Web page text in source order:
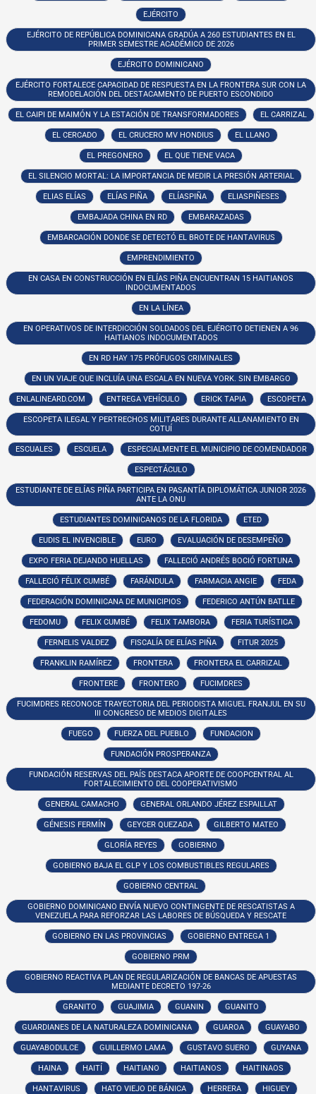
EJÉRCITO
EJÉRCITO DE REPÚBLICA DOMINICANA GRADÚA A 260 ESTUDIANTES EN EL
PRIMER SEMESTRE ACADÉMICO DE 2026
EJÉRCITO DOMINICANO
EJÉRCITO FORTALECE CAPACIDAD DE RESPUESTA EN LA FRONTERA SUR CON LA
REMODELACIÓN DEL DESTACAMENTO DE PUERTO ESCONDIDO
EL CAIPI DE MAIMÓN Y LA ESTACIÓN DE TRANSFORMADORES EL CARRIZAL
EL CERCADO EL CRUCERO MV HONDIUS EL LLANO
EL PREGONERO EL QUE TIENE VACA
EL SILENCIO MORTAL: LA IMPORTANCIA DE MEDIR LA PRESIÓN ARTERIAL
ELIAS ELÍAS ELÍAS PIÑA ELÍASPIÑA ELIASPIÑESES
EMBAJADA CHINA EN RD EMBARAZADAS
EMBARCACIÓN DONDE SE DETECTÓ EL BROTE DE HANTAVIRUS
EMPRENDIMIENTO
EN CASA EN CONSTRUCCIÓN EN ELÍAS PIÑA ENCUENTRAN 15 HAITIANOS
INDOCUMENTADOS
EN LA LÍNEA
EN OPERATIVOS DE INTERDICCIÓN SOLDADOS DEL EJÉRCITO DETIENEN A 96
HAITIANOS INDOCUMENTADOS
EN RD HAY 175 PRÓFUGOS CRIMINALES
EN UN VIAJE QUE INCLUÍA UNA ESCALA EN NUEVA YORK. SIN EMBARGO
ENLALINEARD.COM ENTREGA VEHÍCULO ERICK TAPIA ESCOPETA
ESCOPETA ILEGAL Y PERTRECHOS MILITARES DURANTE ALLANAMIENTO EN
COTUÍ
ESCUALES ESCUELA ESPECIALMENTE EL MUNICIPIO DE COMENDADOR
ESPECTÁCULO
ESTUDIANTE DE ELÍAS PIÑA PARTICIPA EN PASANTÍA DIPLOMÁTICA JUNIOR 2026
ANTE LA ONU
ESTUDIANTES DOMINICANOS DE LA FLORIDA ETED
EUDIS EL INVENCIBLE EURO EVALUACIÓN DE DESEMPEÑO
EXPO FERIA DEJANDO HUELLAS FALLECIÓ ANDRÉS BOCIÓ FORTUNA
FALLECIÓ FÉLIX CUMBÉ FARÁNDULA FARMACIA ANGIE FEDA
FEDERACIÓN DOMINICANA DE MUNICIPIOS FEDERICO ANTÚN BATLLE
FEDOMU FELIX CUMBÉ FELIX TAMBORA FERIA TURÍSTICA
FERNELIS VALDEZ FISCALÍA DE ELÍAS PIÑA FITUR 2025
FRANKLIN RAMÍREZ FRONTERA FRONTERA EL CARRIZAL
FRONTERE FRONTERO FUCIMDRES
FUCIMDRES RECONOCE TRAYECTORIA DEL PERIODISTA MIGUEL FRANJUL EN SU
III CONGRESO DE MEDIOS DIGITALES
FUEGO FUERZA DEL PUEBLO FUNDACION
FUNDACIÓN PROSPERANZA
FUNDACIÓN RESERVAS DEL PAÍS DESTACA APORTE DE COOPCENTRAL AL
FORTALECIMIENTO DEL COOPERATIVISMO
GENERAL CAMACHO GENERAL ORLANDO JÉREZ ESPAILLAT
GÉNESIS FERMÍN GEYCER QUEZADA GILBERTO MATEO
GLORÍA REYES GOBIERNO
GOBIERNO BAJA EL GLP Y LOS COMBUSTIBLES REGULARES
GOBIERNO CENTRAL
GOBIERNO DOMINICANO ENVÍA NUEVO CONTINGENTE DE RESCATISTAS A
VENEZUELA PARA REFORZAR LAS LABORES DE BÚSQUEDA Y RESCATE
GOBIERNO EN LAS PROVINCIAS GOBIERNO ENTREGA 1
GOBIERNO PRM
GOBIERNO REACTIVA PLAN DE REGULARIZACIÓN DE BANCAS DE APUESTAS
MEDIANTE DECRETO 197-26
GRANITO GUAJIMIA GUANIN GUANITO
GUARDIANES DE LA NATURALEZA DOMINICANA GUAROA GUAYABO
GUAYABODULCE GUILLERMO LAMA GUSTAVO SUERO GUYANA
HAINA HAITÍ HAITIANO HAITIANOS HAITINAOS
HANTAVIRUS HATO VIEJO DE BÁNICA HERRERA HIGUEY